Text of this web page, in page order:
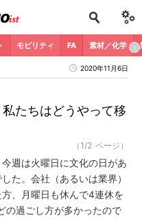
モビリティ FA 素材／化学
2020年11月6日
たちはどうやって移
（1/2 ページ）
週は火曜日に文化の日があ
た。会社（あるいは業界）
、月曜日も休んで4連休を
の過ごし方が多かったので